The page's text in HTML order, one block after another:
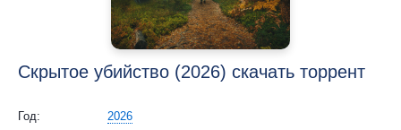
Скрытое убийство (2026) скачать торрент
Год:
2026